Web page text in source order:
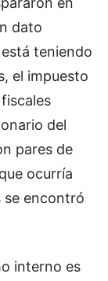
dato
teniendo
el impuesto
del
pares de
ocurría
se encontró
interno es